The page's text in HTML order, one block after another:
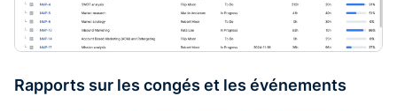
Rapports sur les congés et les événements